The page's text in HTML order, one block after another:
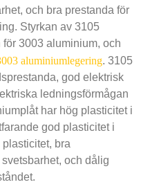
och bra prestanda för
Styrkan av 3105
3003 aluminium, och
aluminiumlegering. 3105
god elektrisk
ledningsförmågan
har hög plasticitet i
god plasticitet i
bra
och dålig